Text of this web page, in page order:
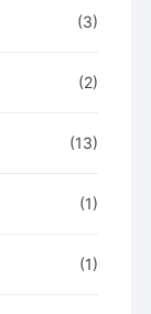
(3)
(2)
(13)
(1)
(1)